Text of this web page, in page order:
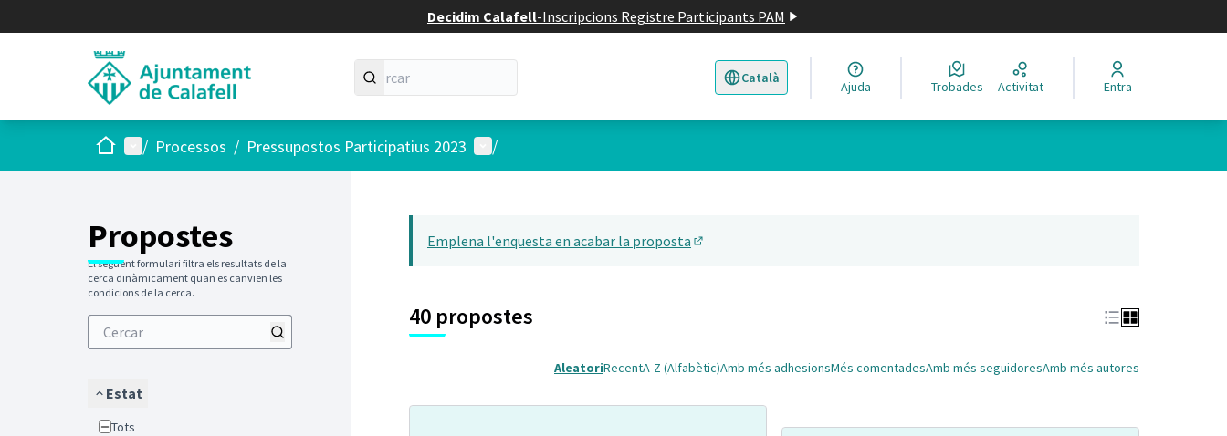
Decidim Calafell-Inscripcions Registre Participants PAM
Català
Triar la llengua Elegir el idioma
Ajuda Trobades Activitat Entra
Inici Menú principal
/ Processos / Pressupostos Participatius 2023 Menú d'usuari
/
Propostes
El següent formulari filtra els resultats de la
cerca dinàmicament quan es canvien les
condicions de la cerca.
Estat
Tots
14
Emplena l'enquesta en acabar la proposta
40 propostes
AleatoriRecentA-Z (Alfabètic)Amb més adhesionsMés comentadesAmb més seguidoresAmb més autores